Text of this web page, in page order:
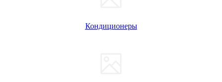
Кондиционеры